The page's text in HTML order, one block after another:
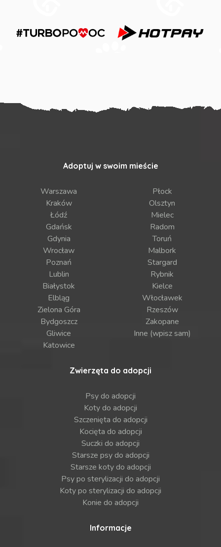
Adoptuj w swoim mieście
Warszawa
Kraków
Łódź
Gdańsk
Gdynia
Wrocław
Poznań
Lublin
Białystok
Elbląg
Zielona Góra
Bydgoszcz
Gliwice
Katowice
Płock
Olsztyn
Mielec
Radom
Toruń
Malbork
Stargard
Rybnik
Kielce
Włocławek
Rzeszów
Zakopane
Inne (wpisz sam)
Zwierzęta do adopcji
Psy do adopcji
Koty do adopcji
Szczenięta do adopcji
Kocięta do adopcji
Suczki do adopcji
Starsze psy do adopcji
Starsze koty do adopcji
Psy po sterylizacji do adopcji
Koty po sterylizacji do adopcji
Konie do adopcji
Informacje